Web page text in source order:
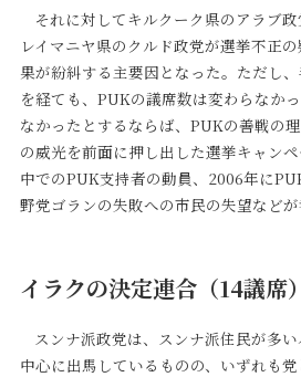
それに対してキルクーク県のアラブ
レイマニヤ県のクルド政党が選挙不正
果が紛糾する主要因となった。ただし
を経ても、PUKの議席数は変わらなか
なかったとするならば、PUKの善戦の
の威光を前面に押し出した選挙キャン
中でのPUK支持者の動員、2006年に
野党ゴランの失敗への市民の失望などが
イラクの決定連合（14議席）
スンナ派政党は、スンナ派住民が多
中心に出馬しているものの、いずれも